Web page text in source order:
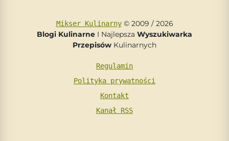
Mikser Kulinarny© 2009 / 2026
Blogi Kulinarne I Najlepsza Wyszukiwarka
Przepisów Kulinarnych
Regulamin
Polityka prywatności
Kontakt
Kanał RSS